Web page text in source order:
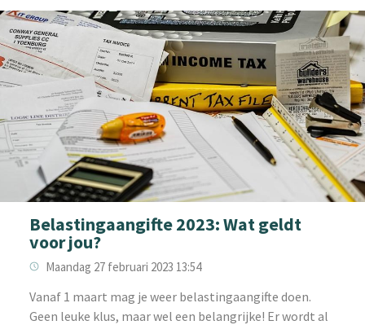
Belastingaangifte 2023: Wat geldt
voor jou?
Maandag 27 februari 2023 13:54
‌Vanaf 1 maart mag je weer belastingaangifte doen.
Geen leuke klus, maar wel een belangrijke! Er wordt al